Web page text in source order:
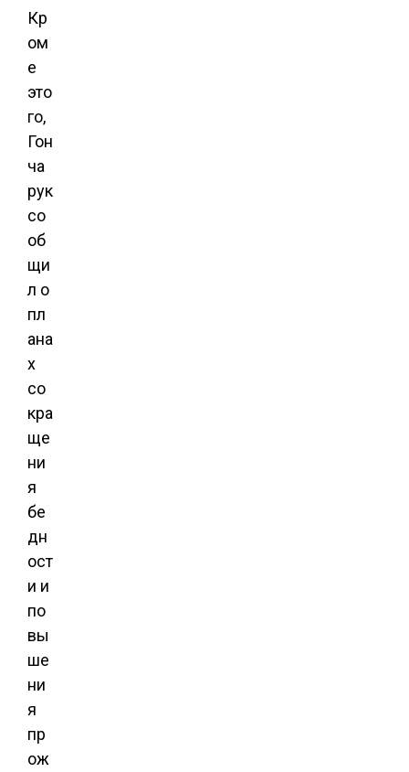
Кр
ом
е
это
го,
Гон
ча
рук
со
об
щи
л о
пл
ана
х
со
кра
ще
ни
я
бе
дн
ост
и и
по
вы
ше
ни
я
пр
ож